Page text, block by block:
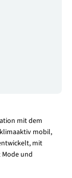
mit dem
mobil,
mit
und